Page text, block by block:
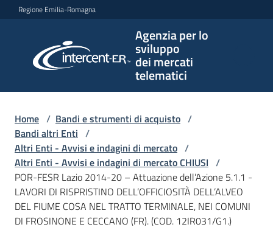
Vai al contenuto
Vai alla navigazione
Vai al footer
Regione Emilia-Romagna
Agenzia per lo
sviluppo
dei mercati
telematici
per lo
sviluppo
telematici
L'Agenzia
Bandi
Home / Bandi e strumenti di acquisto /
Bandi altri Enti /
Altri Enti - Avvisi e indagini di mercato /
Altri Enti - Avvisi e indagini di mercato CHIUSI /
POR-FESR Lazio 2014-20 – Attuazione dell’Azione 5.1.1 -
LAVORI DI RISPRISTINO DELL’OFFICIOSITÀ DELL’ALVEO
DEL FIUME COSA NEL TRATTO TERMINALE, NEI COMUNI
DI FROSINONE E CECCANO (FR). (COD. 12IR031/G1.)